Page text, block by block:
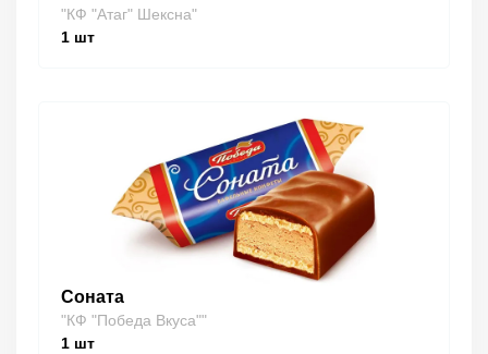
"КФ "Атаг" Шексна"
1 шт
Соната
"КФ "Победа Вкуса""
1 шт